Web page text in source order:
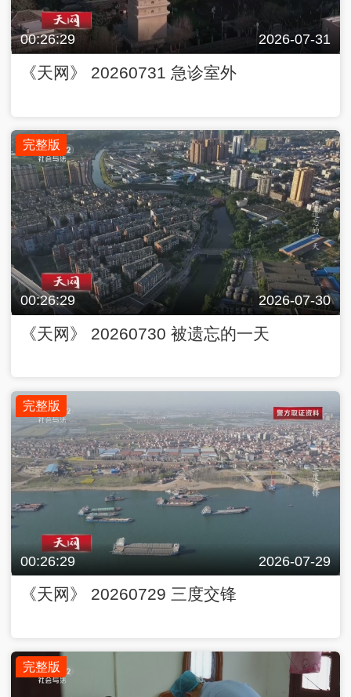
00:26:29 2026-07-31
《天网》 20260731 急诊室外
完整版
00:26:29 2026-07-30
《天网》 20260730 被遗忘的一天
完整版
00:26:29 2026-07-29
《天网》 20260729 三度交锋
完整版